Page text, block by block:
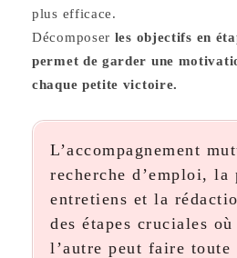
plus efficace.
Décomposer les objectifs en
permet de garder une
chaque petite victoire.
L’accompagnement
recherche d’emploi, la
entretiens et la
des étapes cruciales
l’autre peut faire